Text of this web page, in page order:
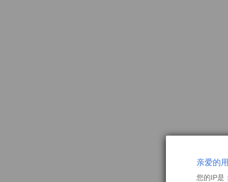
亲爱的
您的IP是